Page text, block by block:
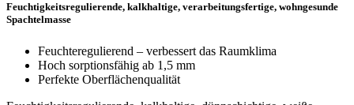
Feuchtigkeitsregulierende, kalkhaltige, verarbeitungsfertige, wohngesunde
Spachtelmasse
Feuchteregulierend – verbessert das Raumklima
Hoch sorptionsfähig ab 1,5 mm
Perfekte Oberflächenqualität